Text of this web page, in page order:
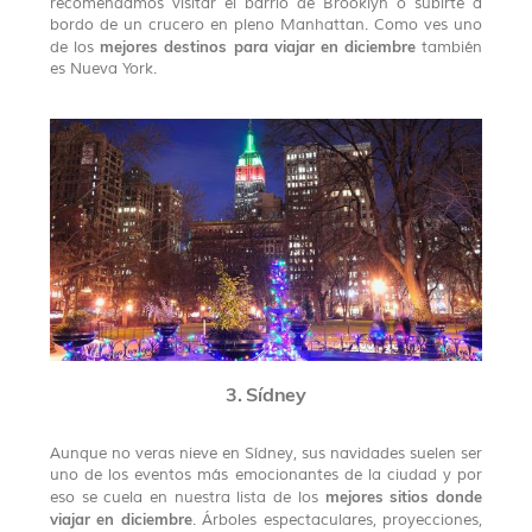
bordo de un crucero en pleno Manhattan. Como ves uno
de losmejores destinos para viajar en diciembretambién
es Nueva York.
3. Sídney
Aunque no veras nieve en Sídney, sus navidades suelen ser
uno de los eventos más emocionantes de la ciudad y por
eso se cuela en nuestra lista de los mejores sitios donde
viajar en diciembre. Árboles espectaculares, proyecciones,